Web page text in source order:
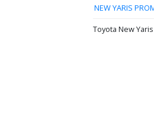
NEW YARIS
Toyota New